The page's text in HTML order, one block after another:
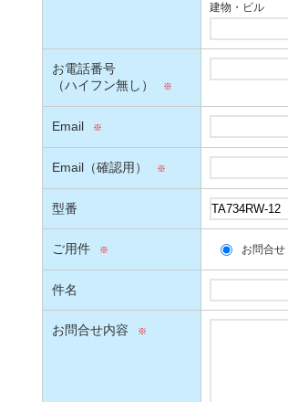
建物・ビル
お電話番号
（ハイフン無し）
Email
Email（確認用）
型番
ご用件 お問合せ
件名
お問合せ内容